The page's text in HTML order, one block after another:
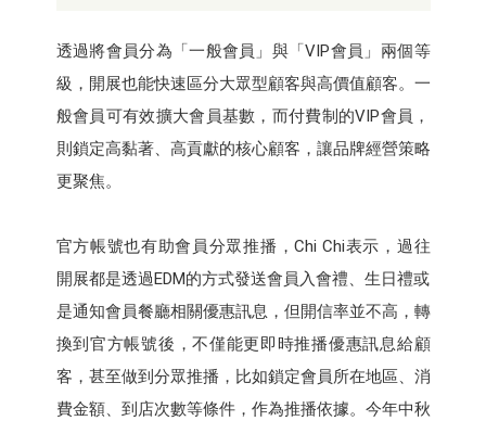
透過將會員分為「一般會員」與「VIP會員」兩個等
級，開展也能快速區分大眾型顧客與高價值顧客。一
般會員可有效擴大會員基數，而付費制的VIP會員，
則鎖定高黏著、高貢獻的核心顧客，讓品牌經營策略
更聚焦。
官方帳號也有助會員分眾推播，Chi Chi表示，過往
開展都是透過EDM的方式發送會員入會禮、生日禮或
是通知會員餐廳相關優惠訊息，但開信率並不高，轉
換到官方帳號後，不僅能更即時推播優惠訊息給顧
客，甚至做到分眾推播，比如鎖定會員所在地區、消
費金額、到店次數等條件，作為推播依據。今年中秋